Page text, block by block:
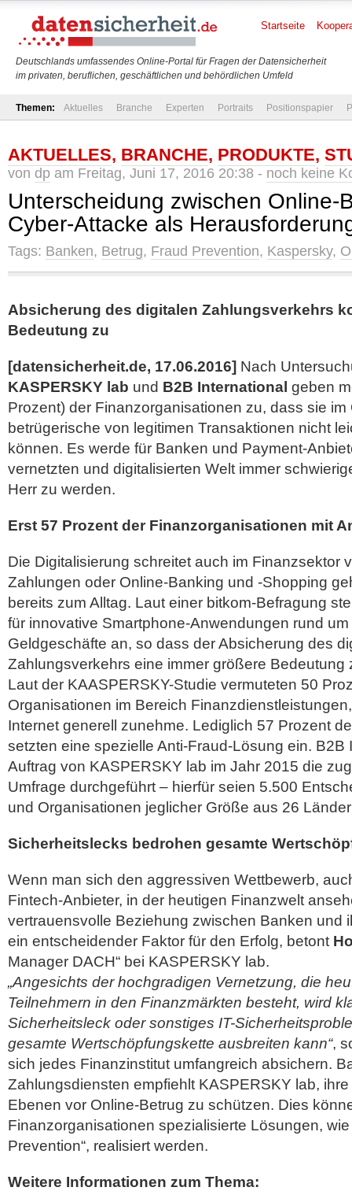
Deutschlands umfassendes Online-Portal für Fragen der Datensicherheit
im privaten, beruflichen, geschäftlichen und behördlichen Umfeld
Startseite
Themen: Aktuelles Branche Experten Portraits Positionspapier
AKTUELLES, BRANCHE, PRODUKTE,
von dp am Freitag, Juni 17, 2016 20:38 - noch keine
Unterscheidung zwischen Online-
Cyber-Attacke als
Tags: Banken, Betrug, Fraud Prevention, Kaspersky,
Absicherung des digitalen Zahlungsverkehrs
Bedeutung zu
[datensicherheit.de, 17.06.2016] Nach
KASPERSKY lab und B2B International geben
Prozent) der Finanzorganisationen zu, dass sie im
betrügerische von legitimen Transaktionen nicht
können. Es werde für Banken und Payment-
vernetzten und digitalisierten Welt immer
Herr zu werden.
Erst 57 Prozent der Finanzorganisationen mit
Die Digitalisierung schreitet auch im Finanzsektor
Zahlungen oder Online-Banking und -Shopping
bereits zum Alltag. Laut einer bitkom-Befragung
für innovative Smartphone-Anwendungen rund
Geldgeschäfte an, so dass der Absicherung des
Zahlungsverkehrs eine immer größere Bedeutung
Laut der KAASPERSKY-Studie vermuteten 50
Organisationen im Bereich
Internet generell zunehme. Lediglich 57 Prozent
setzten eine spezielle Anti-Fraud-Lösung ein. B2B
Auftrag von KASPERSKY lab im Jahr 2015 die
Umfrage durchgeführt – hierfür seien 5.500
und Organisationen jeglicher Größe aus 26
Sicherheitslecks bedrohen gesamte
Wenn man sich den aggressiven Wettbewerb,
Fintech-Anbieter, in der heutigen Finanzwelt
vertrauensvolle Beziehung zwischen Banken und
ein entscheidender Faktor für den Erfolg, betont
Manager DACH“ bei KASPERSKY lab.
„Angesichts der hochgradigen Vernetzung, die
Teilnehmern in den Finanzmärkten besteht, wird
Sicherheitsleck oder sonstiges IT-
gesamte Wertschöpfungskette ausbreiten kann“,
sich jedes Finanzinstitut umfangreich absichern.
Zahlungsdiensten empfiehlt KASPERSKY lab,
Ebenen vor Online-Betrug zu schützen. Dies
Finanzorganisationen spezialisierte Lösungen,
Prevention“, realisiert werden.
Weitere Informationen zum Thema: